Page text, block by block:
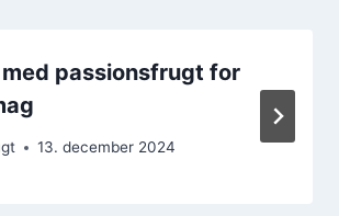
passionsfrugt for
13. december 2024